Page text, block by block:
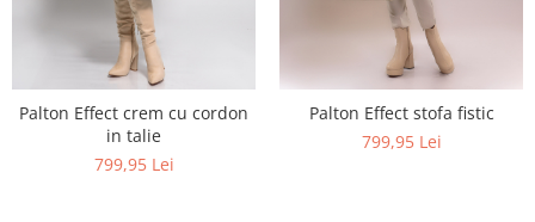
Palton Effect crem cu cordon
in talie
799,95 Lei
Palton Effect stofa fistic
799,95 Lei